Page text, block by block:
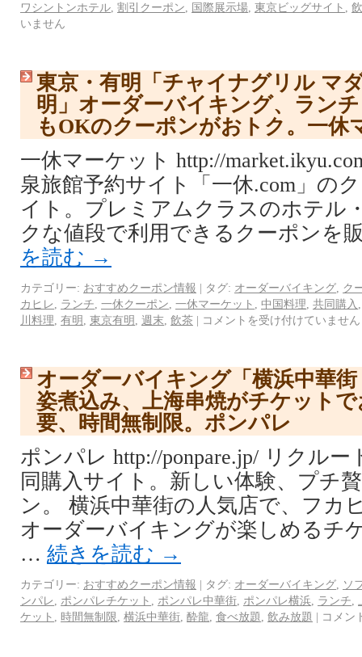
ワシントンホテル 割引クーポン 国際展示場 東京ビッグサイト
いません
東京・有明「チャイナグリル マ
明」オーダーバイキング、ラン
もOKのクーポンがおトク。一休
一休マーケット http://
泉旅館予約サイト「一休.com」の
イト。プレミアムクラスのホテル
クな値段で利用できるクーポンを
を読む →
カテゴリー: おすすめクーポン情報 | タグ: オーダーバイキング
ク
カヒレ
ランチ 一休クーポン 一休マーケット 中国料理 共同購入
川料理 有明 東京有明 週末 飲茶 | コメントを受け付けていません
オーダーバイキング「横浜中華
姿煮込み、上海串焼がチケット
要、時間無制限。ポンパレ
ポンパレ http://ponpare.jp/ リクル
同購入サイト。新しい体験、プチ
ン。 横浜中華街の人気店で、フカ
オーダーバイキングが楽しめるチ
… 続きを読む →
カテゴリー: おすすめクーポン情報 | タグ: オーダーバイキング
ソ
ンパレ
ポンパレチケット ポンパレ中華街 ポンパレ横浜 ランチ
ケット
時間無制限 横浜中華街 酔龍 食べ放題 飲み放題 | コメン